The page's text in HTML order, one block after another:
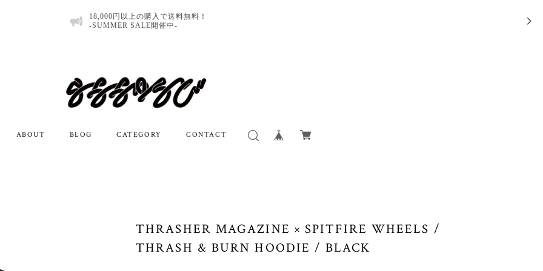
18,000円以上の購入で送料無料！
-SUMMER SALE開催中-
ABOUT BLOG CATEGORY CONTACT
THRASHER MAGAZINE × SPITFIRE WHEELS /
THRASH & BURN HOODIE / BLACK